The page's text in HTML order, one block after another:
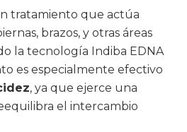
tratamiento que actúa
brazos, y otras áreas
la tecnología Indiba EDNA
es especialmente efectivo
, ya que ejerce una
el intercambio